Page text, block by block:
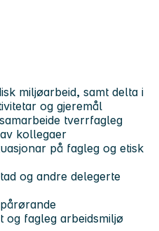
miljøarbeid, samt delta i
og gjeremål
tverrfagleg
kollegaer
på fagleg og etisk
og andre delegerte
og fagleg arbeidsmiljø